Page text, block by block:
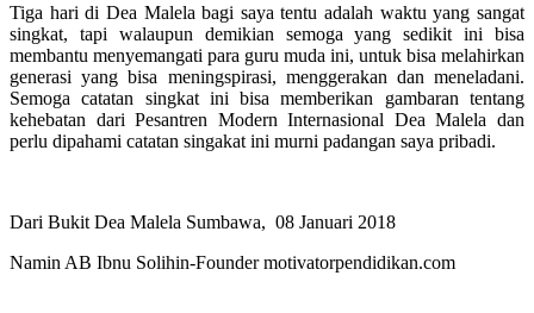
Tiga hari di Dea Malela bagi saya tentu adalah waktu yang sangat
singkat, tapi walaupun demikian semoga yang sedikit ini bisa
membantu menyemangati para guru muda ini, untuk bisa melahirkan
generasi yang bisa meningspirasi, menggerakan dan meneladani.
Semoga catatan singkat ini bisa memberikan gambaran tentang
kehebatan dari Pesantren Modern Internasional Dea Malela dan
perlu dipahami catatan singakat ini murni padangan saya pribadi.
Dari Bukit Dea Malela Sumbawa, 08 Januari 2018
Namin AB Ibnu Solihin-Founder motivatorpendidikan.com